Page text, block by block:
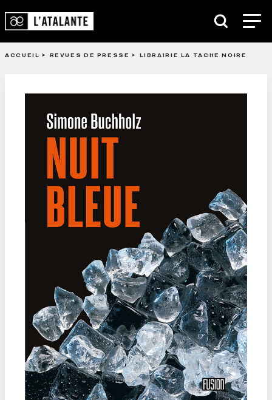
ACCUEIL REVUES DE PRESSE LIBRAIRIE LA TACHE NOIRE